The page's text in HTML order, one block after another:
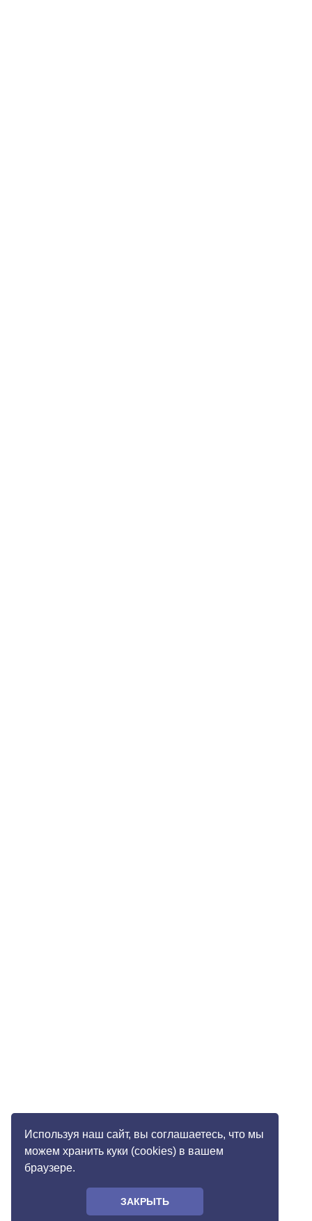
Используя наш сайт, вы соглашаетесь, что мы
можем хранить куки (cookies) в вашем
браузере.
ЗАКРЫТЬ